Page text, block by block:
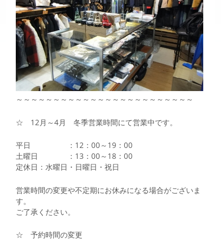
～～～～～～～～～～～～～～～～～～～～～～～～
☆ 12月～4月 冬季営業時間にて営業中です。
平日 ：12：00～19：00
土曜日 ：13：00～18：00
定休日：水曜日・日曜日・祝日
営業時間の変更や不定期にお休みになる場合がございま
す。
ご了承ください。
☆ 予約時間の変更